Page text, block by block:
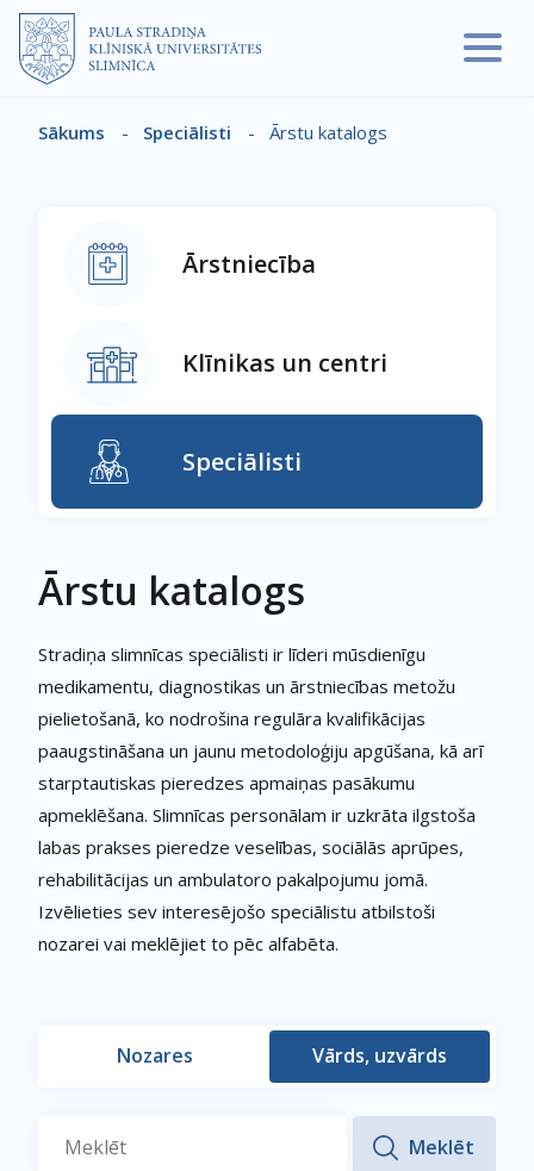
Pārlekt uz galveno saturu
Atpakaļceļš
Sākums - Speciālisti - Ārstu katalogs
Ārstniecība
Klīnikas un centri
Speciālisti
Ārstu katalogs
Stradiņa slimnīcas speciālisti ir līderi mūsdienīgu
medikamentu, diagnostikas un ārstniecības metožu
pielietošanā, ko nodrošina regulāra kvalifikācijas
paaugstināšana un jaunu metodoloģiju apgūšana, kā arī
starptautiskas pieredzes apmaiņas pasākumu
apmeklēšana. Slimnīcas personālam ir uzkrāta ilgstoša
labas prakses pieredze veselības, sociālās aprūpes,
rehabilitācijas un ambulatoro pakalpojumu jomā.
Izvēlieties sev interesējošo speciālistu atbilstoši
nozarei vai meklējiet to pēc alfabēta.
Nozares Vārds, uzvārds